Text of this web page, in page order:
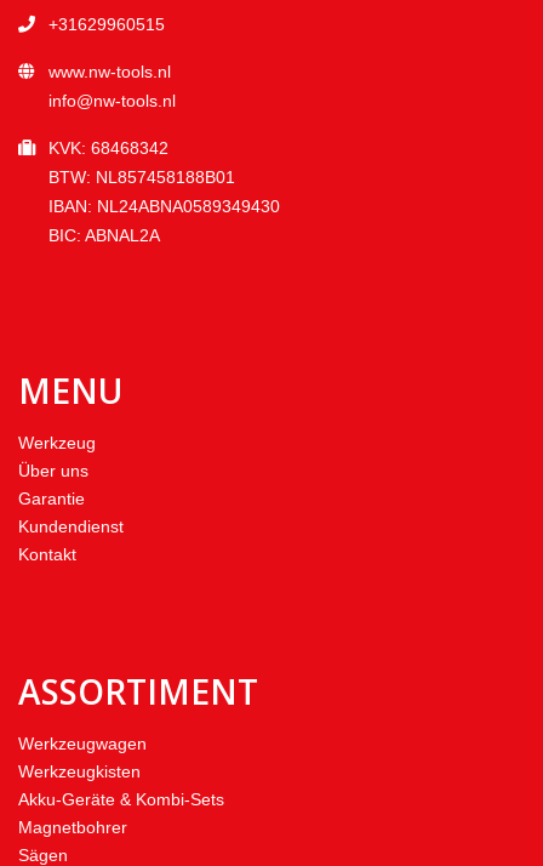
+31629960515
www.nw-tools.nl
info@nw-tools.nl
KVK: 68468342
BTW: NL857458188B01
IBAN: NL24ABNA0589349430
BIC: ABNAL2A
MENU
Werkzeug
Über uns
Garantie
Kundendienst
Kontakt
ASSORTIMENT
Werkzeugwagen
Werkzeugkisten
Akku-Geräte & Kombi-Sets
Magnetbohrer
Sägen